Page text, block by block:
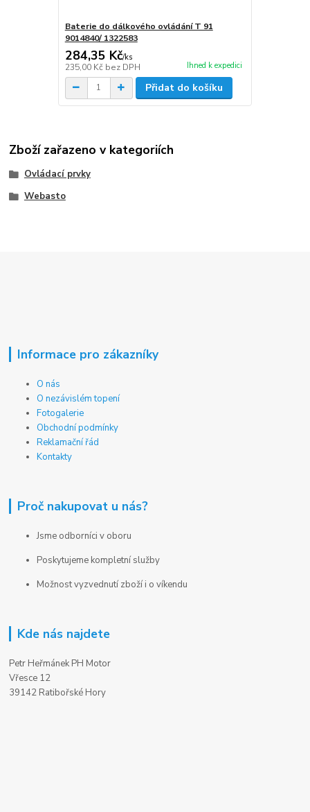
Baterie do dálkového ovládání T 91
9014840/ 1322583
284,35 Kč/ks
235,00 Kč bez DPH Ihned k expedici
Přidat do košíku
Zboží zařazeno v kategoriích
Ovládací prvky
Webasto
Informace pro zákazníky
O nás
O nezávislém topení
Fotogalerie
Obchodní podmínky
Reklamační řád
Kontakty
Proč nakupovat u nás?
Jsme odborníci v oboru
Poskytujeme kompletní služby
Možnost vyzvednutí zboží i o víkendu
Kde nás najdete
Petr Heřmánek PH Motor
Vřesce 12
39142 Ratibořské Hory